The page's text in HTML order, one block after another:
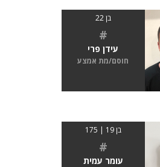
בן 22
#
עידן פרי
חוסם/מת אמצע
בן 19 | 175
#
עומר עמית